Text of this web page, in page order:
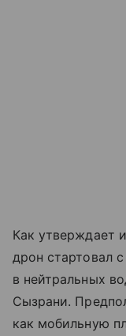
Как утверждает
дрон стартовал
в нейтральных
Сызрани.
как мобильную